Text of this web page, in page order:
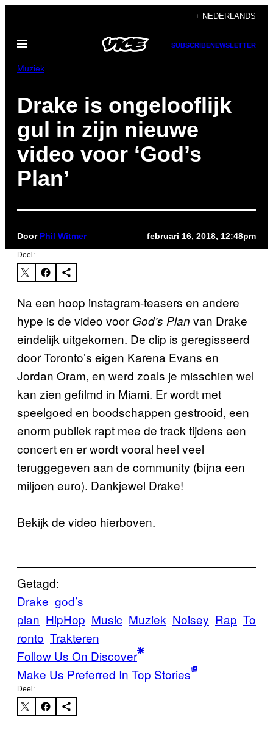
de
inhoud
+ NEDERLANDS
Open
SUBSCRIBENEWSLETTER
Muziek
Drake is ongelooflijk
gul in zijn nieuwe
video voor ‘God’s
Plan’
Door Phil Witmer februari 16, 2018, 12:48pm
Deel:
Na een hoop instagram-teasers en andere
hype is de video voor God’s Plan van Drake
eindelijk uitgekomen. De clip is geregisseerd
door Toronto’s eigen Karena Evans en
Jordan Oram, en werd zoals je misschien wel
kan zien gefilmd in Miami. Er wordt met
speelgoed en boodschappen gestrooid, een
enorm publiek rapt mee de track tijdens een
concert en er wordt vooral heel veel
teruggegeven aan de community (bijna een
miljoen euro). Dankjewel Drake!
Bekijk de video hierboven.
Getagd:
Drake god’s
plan HipHop Music Muziek Noisey Rap To
ronto Trakteren
Follow Us On Discover
Make Us Preferred In Top Stories
Deel: